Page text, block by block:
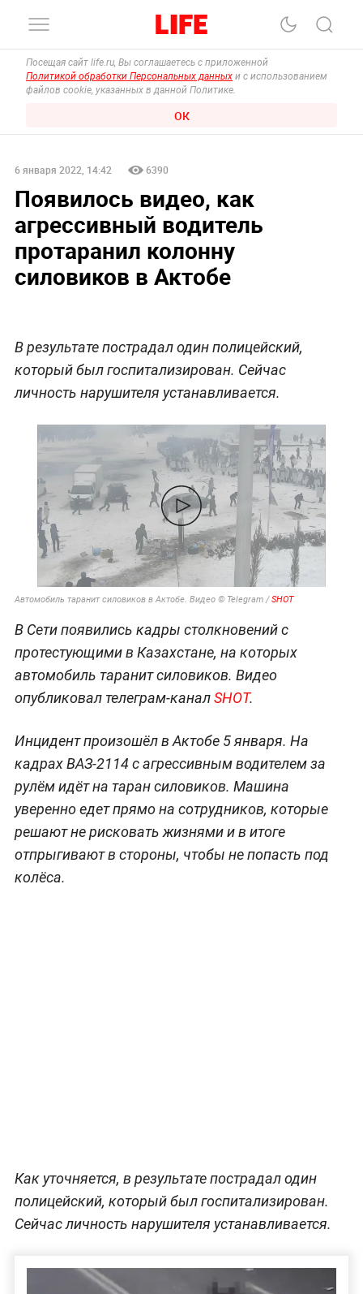
Посещая сайт life.ru, Вы соглашаетесь с приложенной
Политикой обработки Персональных данных и с использованием
файлов cookie, указанных в данной Политике.
ОК
6 января 2022, 14:42 6390
Появилось видео, как
агрессивный водитель
протаранил колонну
силовиков в Актобе
В результате пострадал один полицейский,
который был госпитализирован. Сейчас
личность нарушителя устанавливается.
Автомобиль таранит силовиков в Актобе. Видео © Telegram /SHOT
В Сети появились кадры столкновений с
протестующими в Казахстане, на которых
автомобиль таранит силовиков. Видео
опубликовал телеграм-каналSHOT.
Инцидент произошёл в Актобе 5 января. На
кадрах ВАЗ-2114 с агрессивным водителем за
рулём идёт на таран силовиков. Машина
уверенно едет прямо на сотрудников, которые
решают не рисковать жизнями и в итоге
отпрыгивают в стороны, чтобы не попасть под
колёса.
Как уточняется, в результате пострадал один
полицейский, который был госпитализирован.
Сейчас личность нарушителя устанавливается.